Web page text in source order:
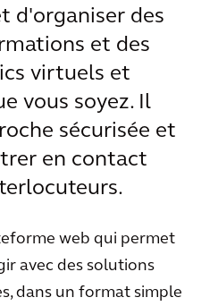
d'organiser des
et des
virtuels et
vous soyez. Il
sécurisée et
en contact
web qui permet
avec des solutions
dans un format simple